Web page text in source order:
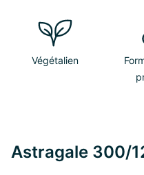
Végétalien
Astragale 300/